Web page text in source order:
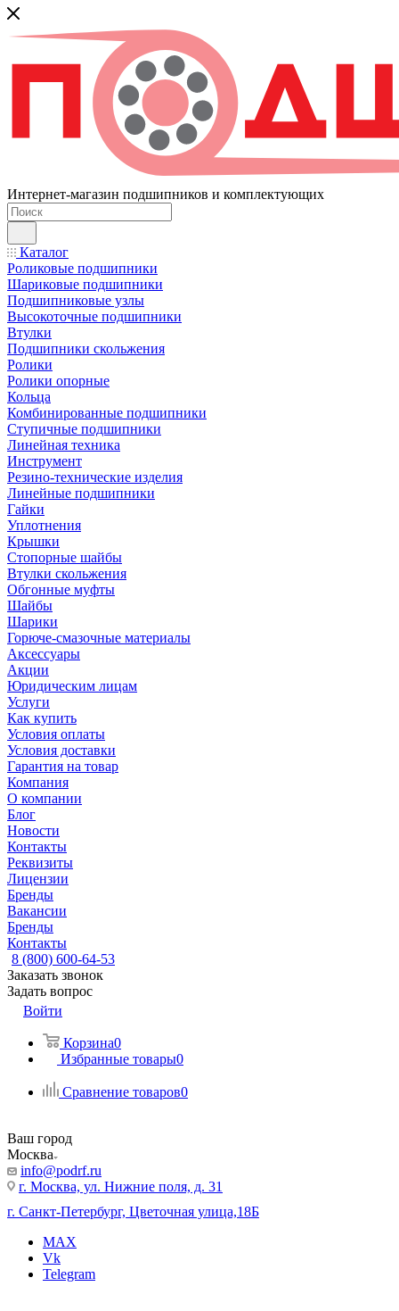
Интернет-магазин подшипников и комплектующих
Каталог
Роликовые подшипники
Шариковые подшипники
Подшипниковые узлы
Высокоточные подшипники
Втулки
Подшипники скольжения
Ролики
Ролики опорные
Кольца
Комбинированные подшипники
Ступичные подшипники
Линейная техника
Инструмент
Резино-технические изделия
Линейные подшипники
Гайки
Уплотнения
Крышки
Стопорные шайбы
Втулки скольжения
Обгонные муфты
Шайбы
Шарики
Горюче-смазочные материалы
Аксессуары
Акции
Юридическим лицам
Услуги
Как купить
Условия оплаты
Условия доставки
Гарантия на товар
Компания
О компании
Блог
Новости
Контакты
Реквизиты
Лицензии
Бренды
Вакансии
Бренды
Контакты
8 (800) 600-64-53
Заказать звонок
Задать вопрос
Войти
Корзина0
Избранные товары0
Сравнение товаров0
Ваш город
Москва
info@podrf.ru
г. Москва, ул. Нижние поля, д. 31
г. Санкт-Петербург, Цветочная улица,18Б
MAX
Vk
Telegram